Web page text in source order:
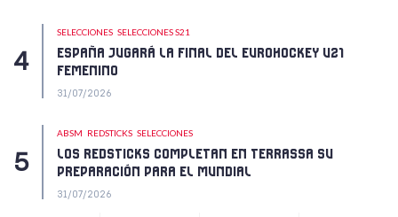
SELECCIONES SELECCIONES S21
ESPAÑA JUGARÁ LA FINAL DEL EUROHOCKEY U21
FEMENINO
31/07/2026
ABSM REDSTICKS SELECCIONES
LOS REDSTICKS COMPLETAN EN TERRASSA SU
PREPARACIÓN PARA EL MUNDIAL
31/07/2026